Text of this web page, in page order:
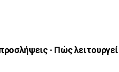
- Πώς λειτουργεί